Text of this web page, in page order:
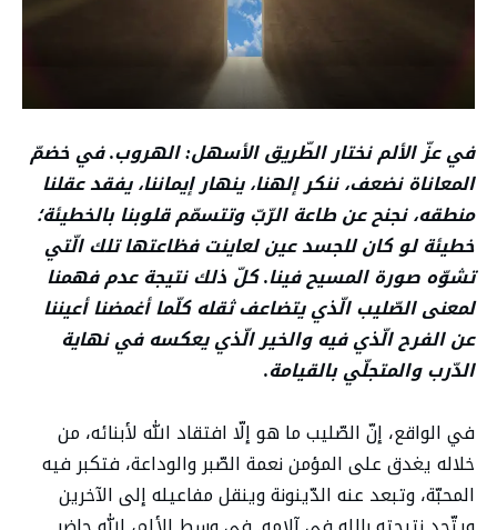
في عزّ الألم نختار الطّريق الأسهل: الهروب. في خضمّ
المعاناة نضعف، ننكر إلهنا، ينهار إيماننا، يفقد عقلنا
منطقه، نجنح عن طاعة الرّبّ وتتسمّم قلوبنا بالخطيئة؛
خطيئة لو كان للجسد عين لعاينت فظاعتها تلك الّتي
تشوّه صورة المسيح فينا. كلّ ذلك نتيجة عدم فهمنا
لمعنى الصّليب الّذي يتضاعف ثقله كلّما أغمضنا أعيننا
عن الفرح الّذي فيه والخير الّذي يعكسه في نهاية
الدّرب والمتجلّي بالقيامة.
في الواقع، إنّ الصّليب ما هو إلّا افتقاد الله لأبنائه، من
خلاله يغدق على المؤمن نعمة الصّبر والوداعة، فتكبر فيه
المحبّة، وتبعد عنه الدّينونة وينقل مفاعيله إلى الآخرين